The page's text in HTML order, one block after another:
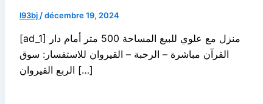
l93bj /décembre 19, 2024
[ad_1] منزل مع علوي للبيع المساحة 500 متر أمام دار
القرآن مباشرة – الرحبة – القيروان للاستفسار: سوق
الربع القيروان […]